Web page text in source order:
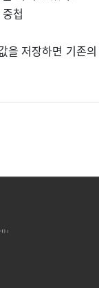
첩
을 저장하면 기존의